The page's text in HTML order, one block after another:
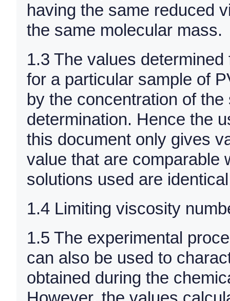
having the same reduced
the same molecular mass.
1.3 The values
for a particular sample of
by the concentration of
determination. Hence the
this document only gives
value that are comparable
solutions used are
1.4 Limiting viscosity
1.5 The experimental
can also be used to
obtained during the